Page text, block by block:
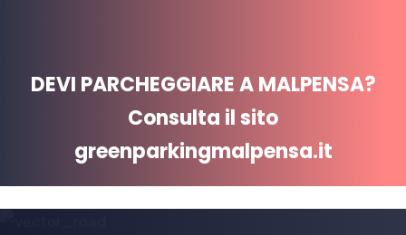
DEVI PARCHEGGIARE A MALPENSA?
Consulta il sito
greenparkingmalpensa.it